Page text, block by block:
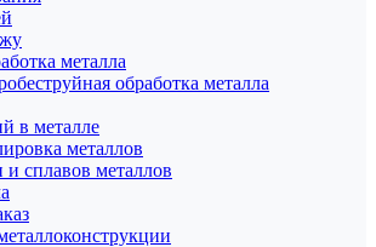
металла
обработка металла
в металле
металлов
сплавов металлов